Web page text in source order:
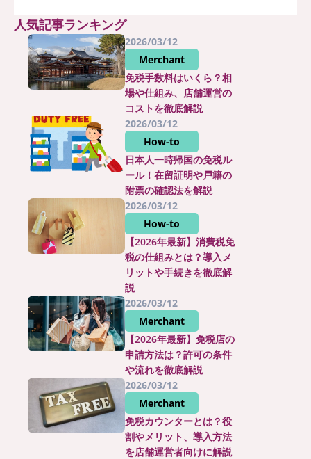
人気記事ランキング
2026/03/12
Merchant
免税手数料はいくら？相
場や仕組み、店舗運営の
コストを徹底解説
2026/03/12
How-to
日本人一時帰国の免税ル
ール！在留証明や戸籍の
附票の確認法を解説
2026/03/12
How-to
【2026年最新】消費税免
税の仕組みとは？導入メ
リットや手続きを徹底解
説
2026/03/12
Merchant
【2026年最新】免税店の
申請方法は？許可の条件
や流れを徹底解説
2026/03/12
Merchant
免税カウンターとは？役
割やメリット、導入方法
を店舗運営者向けに解説